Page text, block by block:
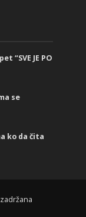
“SVE JE PO
se
ko da čita